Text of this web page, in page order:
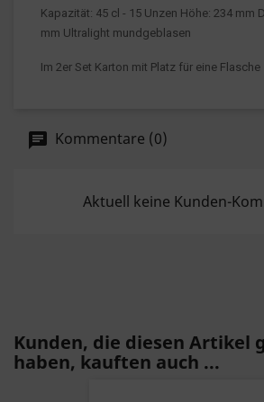
Kapazität: 45 cl - 15 Unzen Höhe: 234 mm
mm Ultralight mundgeblasen
Im 2er Set Karton mit Platz für eine Flasche
Kommentare (0)
Aktuell keine Kunden-
Kunden, die diesen Artikel
haben, kauften auch ...